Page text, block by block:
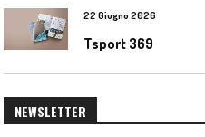
22 Giugno 2026
Tsport 369
NEWSLETTER